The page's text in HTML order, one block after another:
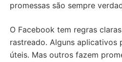
promessas são sempre
O Facebook tem regras
rastreado. Alguns aplicativos
úteis. Mas outros fazem